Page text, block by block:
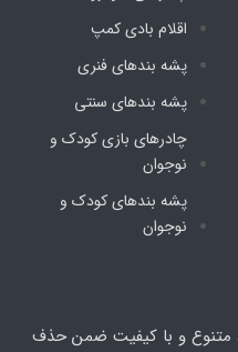
اقلام بادی کمپ
پشه‌ بندهای فنری
پشه‌ بندهای سنتی
چادرهای بازی کودک و
نوجوان
پشه‌ بندهای کودک و
نوجوان
متنوع و با کیفیت ضمن حذف